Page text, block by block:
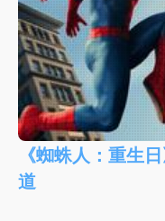
《蜘蛛人：重生
道